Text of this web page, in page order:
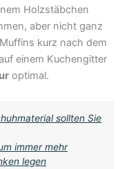
Holzstäbchen
aber nicht ganz
kurz nach dem
einem Kuchengitter
optimal.
sollten Sie
immer mehr
legen